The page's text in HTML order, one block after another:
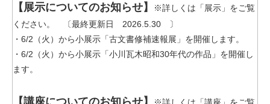
【展示についてのお知らせ】
※詳しくは「展示」をご覧
ください。 〔最終更新日 2026.5.30 〕
・6/2（火）から小展示「古文書修補速報展」を開催します。
・6/2（火）から小展示「小川瓦木昭和30年代の作品」を開催し
ます。